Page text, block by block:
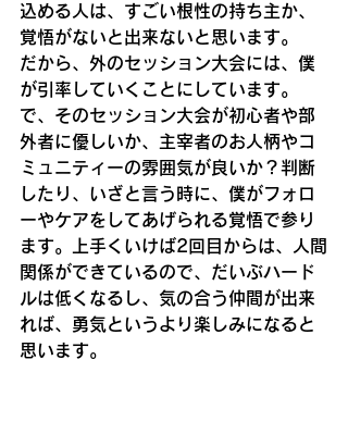
込める人は、すごい根性の持ち主か、
覚悟がないと出来ないと思います。
だから、外のセッション大会には、僕
が引率していくことにしています。
で、そのセッション大会が初心者や部
外者に優しいか、主宰者のお人柄やコ
ミュニティーの雰囲気が良いか？判断
したり、いざと言う時に、僕がフォロ
ーやケアをしてあげられる覚悟で参り
ます。上手くいけば2回目からは、人間
関係ができているので、だいぶハード
ルは低くなるし、気の合う仲間が出来
れば、勇気というより楽しみになると
思います。